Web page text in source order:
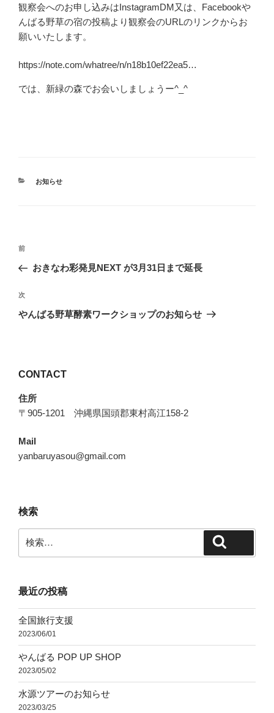
観察会へのお申し込みはInstagramDM又は、Facebookや
んばる野草の宿の投稿より観察会のURLのリンクからお
願いいたします。
https://note.com/whatree/n/n18b10ef22ea5…
では、新緑の森でお会いしましょうー^_^
カ
お知らせ
投
ナ
ビ
ゲ
ン
前
の
稿
前
おきなわ彩発見NEXT が3月31日まで延長
次
の
次
やんばる野草酵素ワークショップのお知らせ
CONTACT
住所
〒905-1201 沖縄県国頭郡東村高江158-2
Mail
yanbaruyasou@gmail.com
検索
索:
最近の投稿
全国旅行支援
2023/06/01
やんばる POP UP SHOP
2023/05/02
水源ツアーのお知らせ
2023/03/25